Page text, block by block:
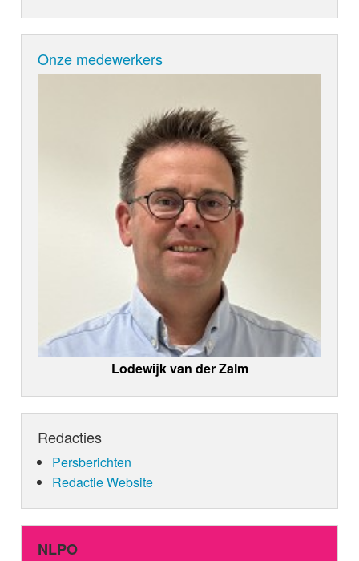
Onze medewerkers
Lodewijk van der Zalm
Redacties
Persberichten
Redactie Website
NLPO